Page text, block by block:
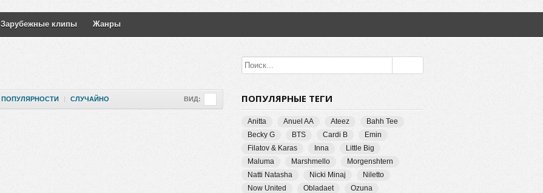
Зарубежные клипы Жанры
ПОПУЛЯРНОСТИ | СЛУЧАЙНО ВИД: ПОПУЛЯРНЫЕ ТЕГИ
Anitta Anuel AA Ateez
Bahh Tee
Becky G
BTS Cardi B
Emin
Filatov & Karas
Inna
Little Big
Maluma
Marshmello
Morgenshtern
Natti Natasha
Nicki Minaj
Niletto
Now United
Obladaet
Ozuna